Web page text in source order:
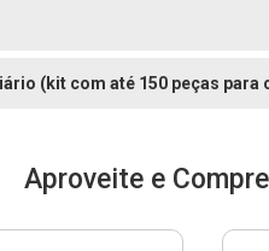
(kit com até 150 peças para
Aproveite e